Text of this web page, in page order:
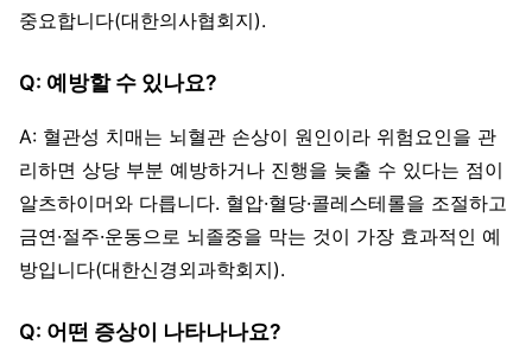
중요합니다(대한의사협회지).
Q: 예방할 수 있나요?
A: 혈관성 치매는 뇌혈관 손상이 원인이라 위험요인을 관
리하면 상당 부분 예방하거나 진행을 늦출 수 있다는 점이
알츠하이머와 다릅니다. 혈압·혈당·콜레스테롤을 조절하고
금연·절주·운동으로 뇌졸중을 막는 것이 가장 효과적인 예
방입니다(대한신경외과학회지).
Q: 어떤 증상이 나타나나요?